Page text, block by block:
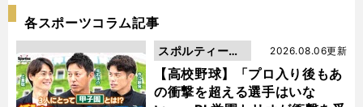
各スポーツコラム記事
【高校野球】「プロ入り後もあ
の衝撃を超える選手はいな
2026.08.06更新
スポルティーバ
動画